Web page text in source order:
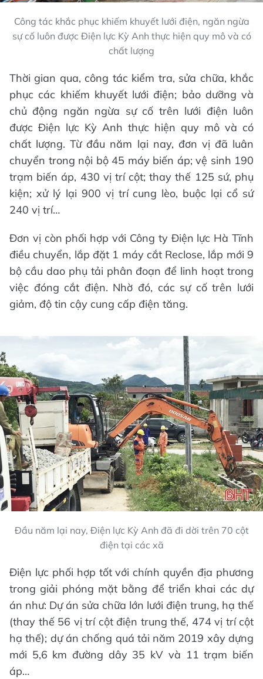
Công tác khắc phục khiếm khuyết lưới điện, ngăn ngừa
sự cố luôn được Điện lực Kỳ Anh thực hiện quy mô và có
chất lượng
Thời gian qua, công tác kiểm tra, sửa chữa, khắc
phục các khiếm khuyết lưới điện; bảo dưỡng và
chủ động ngăn ngừa sự cố trên lưới điện luôn
được Điện lực Kỳ Anh thực hiện quy mô và có
chất lượng. Từ đầu năm lại nay, đơn vị đã luân
chuyển trong nội bộ 45 máy biến áp; vệ sinh 190
trạm biến áp, 430 vị trí cột; thay thế 125 sứ, phụ
kiện; xử lý lại 900 vị trí cung lèo, buộc lại cổ sứ
240 vị trí…
Đơn vị còn phối hợp với Công ty Điện lực Hà Tĩnh
điều chuyển, lắp đặt 1 máy cắt Reclose, lắp mới 9
bộ cầu dao phụ tải phân đoạn để linh hoạt trong
việc đóng cắt điện. Nhờ đó, các sự cố trên lưới
giảm, độ tin cậy cung cấp điện tăng.
Đầu năm lại nay, Điện lực Kỳ Anh đã đi dời trên 70 cột
điện tại các xã
Điện lực phối hợp tốt với chính quyền địa phương
trong giải phóng mặt bằng để triển khai các dự
án như: Dự án sửa chữa lớn lưới điện trung, hạ thế
(thay thế 56 vị trí cột điện trung thế, 474 vị trí cột
hạ thế); dự án chống quá tải năm 2019 xây dựng
mới 5,6 km đường dây 35 kV và 11 trạm biến
áp…